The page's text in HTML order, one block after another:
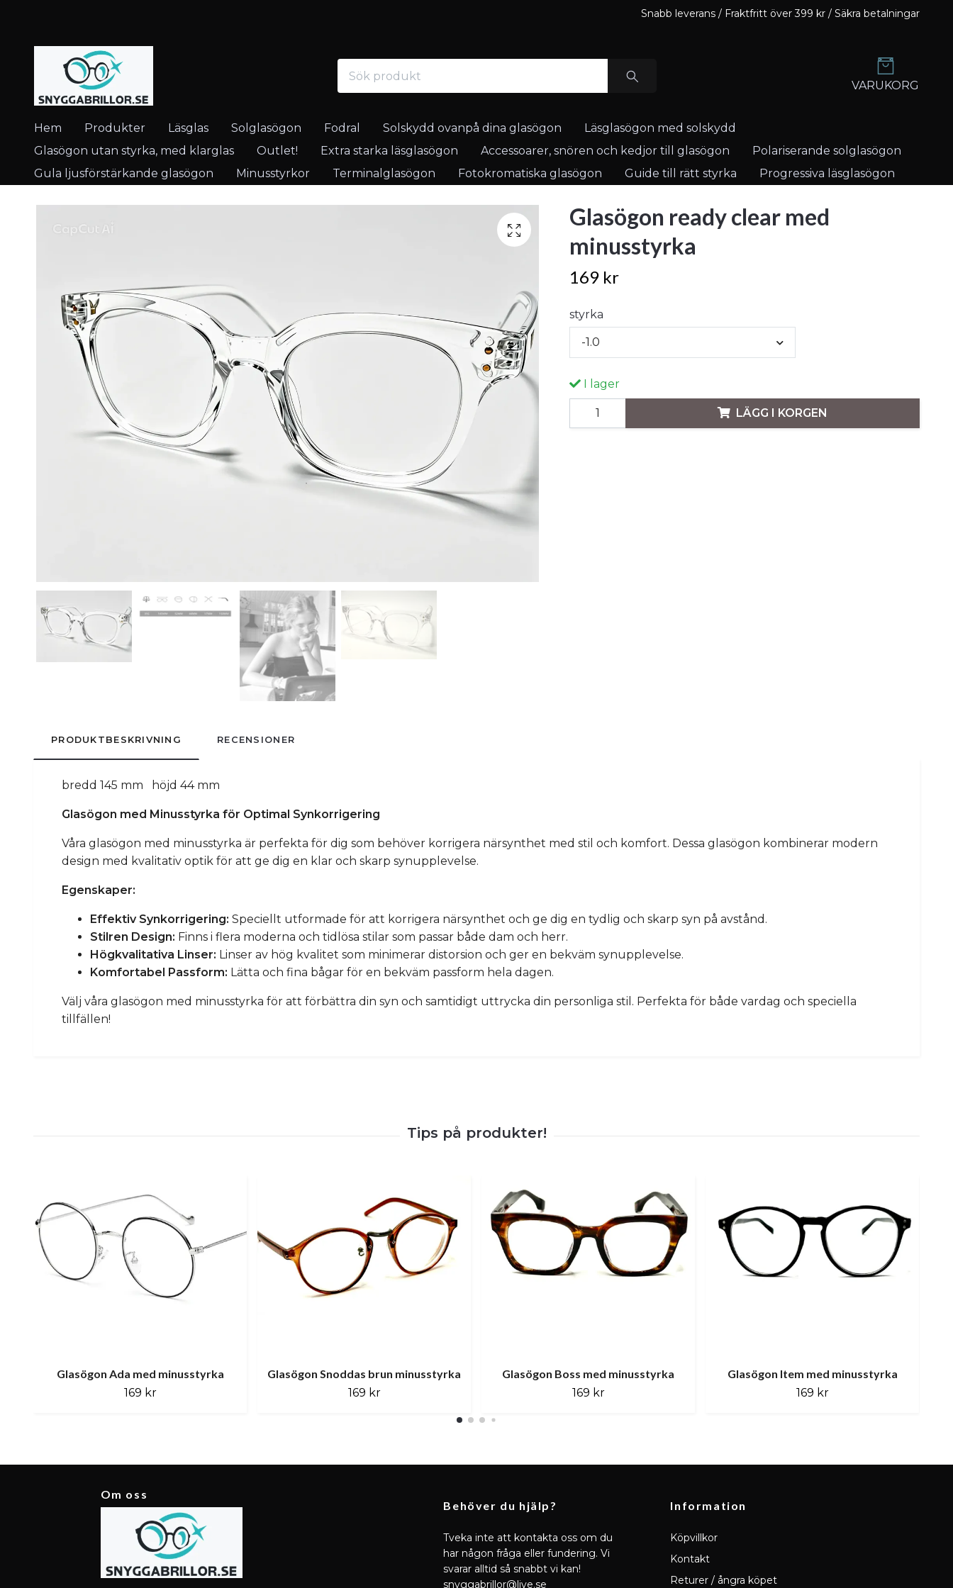
Snabb leverans / Fraktfritt över 399 kr / Säkra betalningar
VARUKORG
Hem Produkter Läsglas Solglasögon Fodral Solskydd ovanpå dina glasögon
Läsglasögon med solskydd
Glasögon utan styrka, med klarglas
Outlet! Extra starka läsglasögon Accessoarer, snören och kedjor till glasögon
Polariserande solglasögon
Gula ljusförstärkande glasögon
Minusstyrkor Terminalglasögon Fotokromatiska glasögon Guide till rätt styrka Progressiva läsglasögon
Glasögon ready clear med
minusstyrka
169 kr
styrka
-1.0
I lager
LÄGG I KORGEN
PRODUKTBESKRIVNING RECENSIONER
bredd 145 mm höjd 44 mm
Glasögon med Minusstyrka för Optimal Synkorrigering
Våra glasögon med minusstyrka är perfekta för dig som behöver korrigera närsynthet med stil och komfort. Dessa glasögon kombinerar modern
design med kvalitativ optik för att ge dig en klar och skarp synupplevelse.
Egenskaper:
Effektiv Synkorrigering: Speciellt utformade för att korrigera närsynthet och ge dig en tydlig och skarp syn på avstånd.
Stilren Design: Finns i flera moderna och tidlösa stilar som passar både dam och herr.
Högkvalitativa Linser: Linser av hög kvalitet som minimerar distorsion och ger en bekväm synupplevelse.
Komfortabel Passform: Lätta och fina bågar för en bekväm passform hela dagen.
Välj våra glasögon med minusstyrka för att förbättra din syn och samtidigt uttrycka din personliga stil. Perfekta för både vardag och speciella
tillfällen!
Glasögon Ada med minusstyrka
169 kr
Glasögon Snoddas brun minusstyrka
169 kr
Glasögon Boss med minusstyrka
169 kr
Glasögon Item med minusstyrka
169 kr
Om oss
Behöver du hjälp?
Tveka inte att kontakta oss om du
har någon fråga eller fundering. Vi
svarar alltid så snabbt vi kan!
snyggabrillor@live.se
Information
Köpvillkor
Kontakt
Returer / ångra köpet